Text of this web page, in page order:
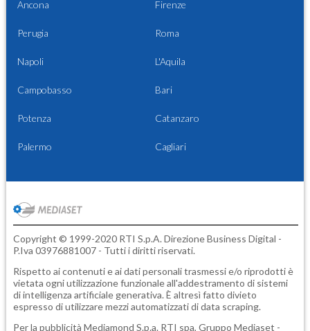
Ancona Firenze
Perugia Roma
Napoli L'Aquila
Campobasso Bari
Potenza Catanzaro
Palermo Cagliari
Copyright © 1999-2020 RTI S.p.A. Direzione Business Digital -
P.Iva 03976881007 - Tutti i diritti riservati.
Rispetto ai contenuti e ai dati personali trasmessi e/o riprodotti è
vietata ogni utilizzazione funzionale all'addestramento di sistemi
di intelligenza artificiale generativa. È altresì fatto divieto
espresso di utilizzare mezzi automatizzati di data scraping.
Per la pubblicità Mediamond S.p.a. RTI spa, Gruppo Mediaset -